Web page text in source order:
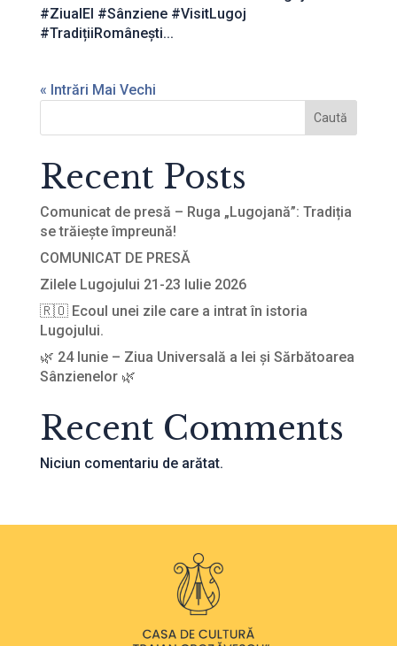
#ZiuaIEI #Sânziene #VisitLugoj
#TradițiiRomânești...
« Intrări Mai Vechi
Caută
Recent Posts
Comunicat de presă – Ruga „Lugojană”: Tradiția
se trăiește împreună!
COMUNICAT DE PRESĂ
Zilele Lugojului 21-23 Iulie 2026
🇷🇴 Ecoul unei zile care a intrat în istoria
Lugojului.
🌿 24 Iunie – Ziua Universală a Iei și Sărbătoarea
Sânzienelor 🌿
Recent Comments
Niciun comentariu de arătat.